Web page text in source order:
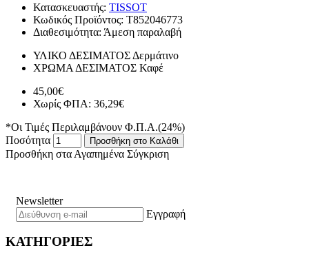
Κατασκευαστής: TISSOT
Κωδικός Προϊόντος: T852046773
Διαθεσιμότητα: Άμεση παραλαβή
ΥΛΙΚΟ ΔΕΣΙΜΑΤΟΣ Δερμάτινο
ΧΡΩΜΑ ΔΕΣΙΜΑΤΟΣ Καφέ
45,00€
Χωρίς ΦΠΑ: 36,29€
*Οι Τιμές Περιλαμβάνουν Φ.Π.Α.(24%)
Ποσότητα
Προσθήκη στο Καλάθι
Προσθήκη στα Αγαπημένα Σύγκριση
Newsletter
Εγγραφή
ΚΑΤΗΓΟΡΙΕΣ